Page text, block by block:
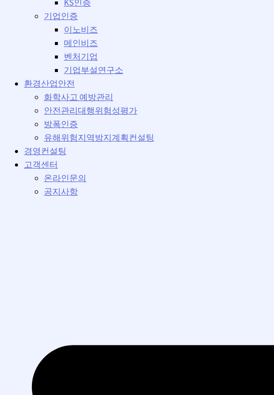
KS인증
기업인증
이노비즈
메인비즈
벤처기업
기업부설연구소
환경산업안전
화학사고 예방관리
안전관리대행위험성평가
방폭인증
유해위험지역방지계획컨설팅
경영컨설팅
고객센터
온라인문의
공지사항